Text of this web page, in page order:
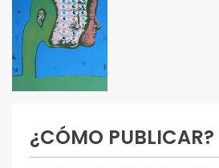
¿CÓMO PUBLICAR?